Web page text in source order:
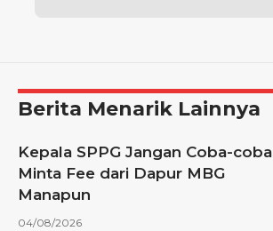
Berita Menarik Lainnya
Kepala SPPG Jangan Coba-coba
Minta Fee dari Dapur MBG
Manapun
04/08/2026